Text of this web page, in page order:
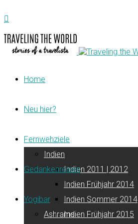
Home
Neu hier?
Fernwehziele
Indien
Indien 2011 | 2012
Indien Frühjahr 2014
Indien Sommer 2014
Indien Frühjahr 2015
Gedankenreisen
Yogibar
Ashrams